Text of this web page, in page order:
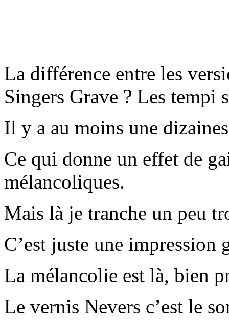
La différence entre les
Singers Grave ? Les tempi
Il y a au moins une
Ce qui donne un effet de
mélancoliques.
Mais là je tranche un peu
C’est juste une impression
La mélancolie est là, bien
Le vernis Nevers c’est le